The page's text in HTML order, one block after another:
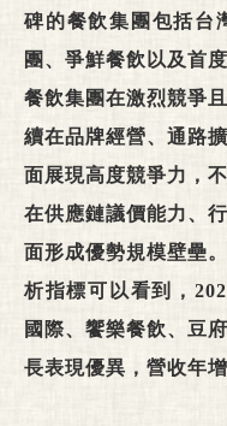
碑的餐飲集團包括台
團、爭鮮餐飲以及首
餐飲集團在激烈競爭
續在品牌經營、通路
面展現高度競爭力，
在供應鏈議價能力、
面形成優勢規模壁壘
析指標可以看到，
國際、饗樂餐飲、豆
長表現優異，營收年